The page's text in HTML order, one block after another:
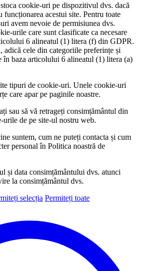
cookie-uri pe dispozitivul dvs. dacă
funcționarea acestui site. Pentru toate
avem nevoie de permisiunea dvs.
urile care sunt clasificate ca necesare
6 alineatul (1) litera (f) din GDPR.
adică cele din categoriile preferințe și
în baza articolului 6 alineatul (1) litera (a)
tipuri de cookie-uri. Unele cookie-uri
care apar pe paginile noastre.
sau să vă retrageți consimțământul din
de pe site-ul nostru web.
suntem, cum ne puteți contacta și cum
personal în Politica noastră de
și data consimțământului dvs. atunci
la consimțământul dvs.
selecția Permiteți toate